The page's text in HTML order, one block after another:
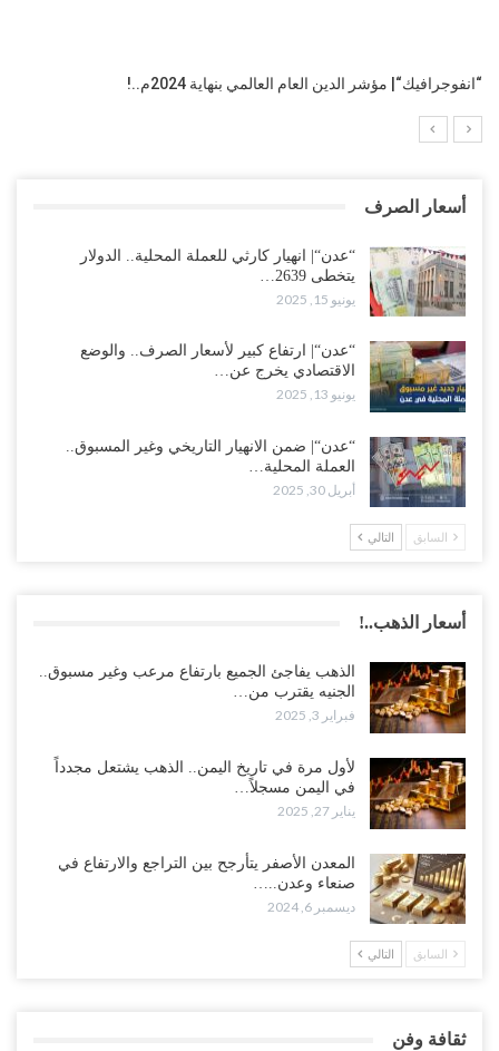
“انفوجرافيك“| مؤشر الدين العام العالمي بنهاية 2024م..!
أسعار الصرف
“عدن“| انهيار كارثي للعملة المحلية.. الدولار
يتخطى 2639…
يونيو 15, 2025
“عدن“| ارتفاع كبير لأسعار الصرف.. والوضع
الاقتصادي يخرج عن…
يونيو 13, 2025
“عدن“| ضمن الانهيار التاريخي وغير المسبوق..
العملة المحلية…
أبريل 30, 2025
السابق التالي
أسعار الذهب..!
الذهب يفاجئ الجميع بارتفاع مرعب وغير مسبوق..
الجنيه يقترب من…
فبراير 3, 2025
لأول مرة في تاريخ اليمن.. الذهب يشتعل مجدداً
في اليمن مسجلاً…
يناير 27, 2025
المعدن الأصفر يتأرجح بين التراجع والارتفاع في
صنعاء وعدن..…
ديسمبر 6, 2024
السابق التالي
ثقافة وفن